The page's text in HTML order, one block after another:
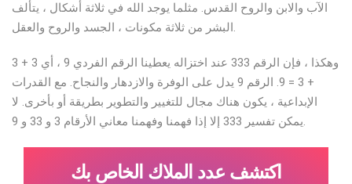
الآب والابن والروح القدس. مثلما يوجد الله في ثلاثة أشكال ، يتألف
البشر من ثلاثة مكونات ، الجسد والروح والعقل.
وهكذا ، فإن الرقم 333 عند اختزاله يعطينا الرقم الفردي 9 ، أي 3 + 3
+ 3 = 9. الرقم 9 يدل على الوفرة والازدهار والنجاح. مع القدرات
الإبداعية ، يكون هناك مجال للتغيير والتطوير بطريقة أو بأخرى. لا
يمكن تفسير 333 إلا إذا فهمنا وفهمنا معاني الأرقام 3 و 33 و 9.
اكتشف عدد الملاك الخاص بك